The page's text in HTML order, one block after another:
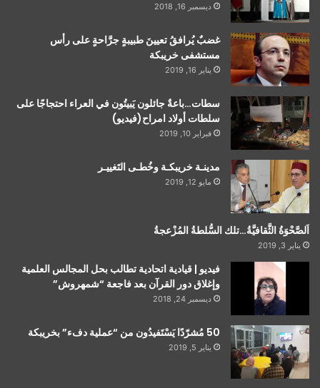
ديسمبر 16, 2018
غضبٌ يُرافقُ تعيينَ طبيبةٍ جرَّاحةٍ على رأس
مستشفى خريبكة
يناير 16, 2019
سطات…باعةٌ جائلون يَبيتُون في العراء احتجاجًا على
سلطات أولاد امراح(فيديو)
فبراير 10, 2019
مدينـة خريبكـة وخُطـى التَغييـر
مايو 12, 2019
اَلصَّحْوَةُ الثَّقافيَّةُ…تلك السُّلطةُ المُزْعجةُ
يناير 3, 2019
فيديو | قيادية اتحادية تطالب بحل المجالس العلمية
وإغلاق دور القرآن بعد فاجعة “شمهروش”
ديسمبر 24, 2018
50 مُشرّدًا يَسْتَفيدُون من “عملية دفء” بخريبكة
يناير 5, 2019